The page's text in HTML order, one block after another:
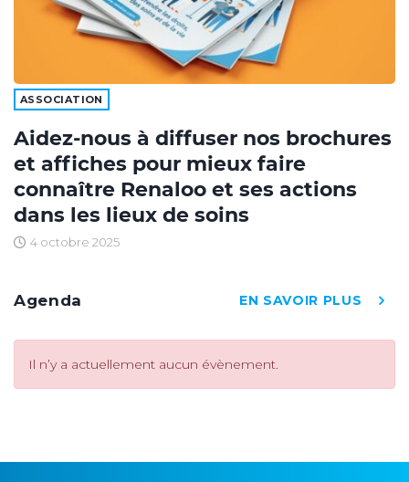
ASSOCIATION
Aidez-nous à diffuser nos brochures
et affiches pour mieux faire
connaître Renaloo et ses actions
dans les lieux de soins
4 octobre 2025
Agenda EN SAVOIR PLUS
Il n’y a actuellement aucun évènement.